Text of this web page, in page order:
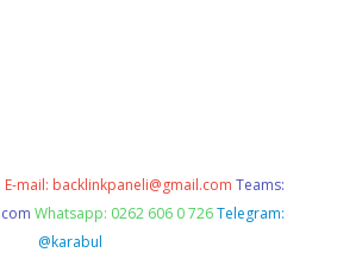
E-mail: backlinkpaneli@gmail.com Teams:
Whatsapp: 0262 606 0 726 Telegram:
@karabul